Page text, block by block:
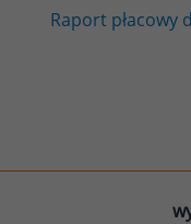
Raport płacowy